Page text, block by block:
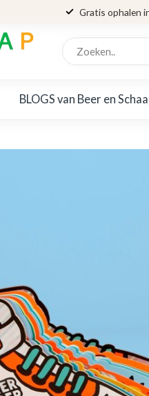
Gratis ophalen
BLOGS van Beer en